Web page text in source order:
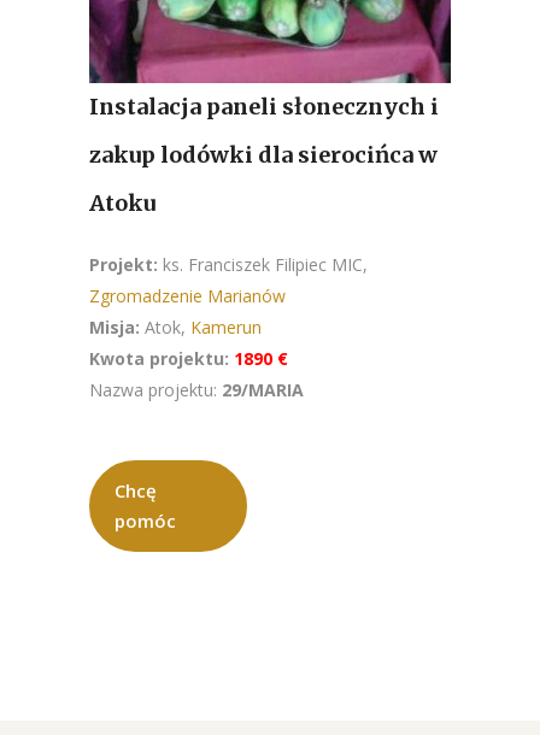
Instalacja paneli słonecznych i
zakup lodówki dla sierocińca w
Atoku
Projekt: ks. Franciszek Filipiec MIC,
Zgromadzenie Marianów
Misja: Atok, Kamerun
Kwota projektu: 1890 €
Nazwa projektu: 29/MARIA
Chcę
pomóc